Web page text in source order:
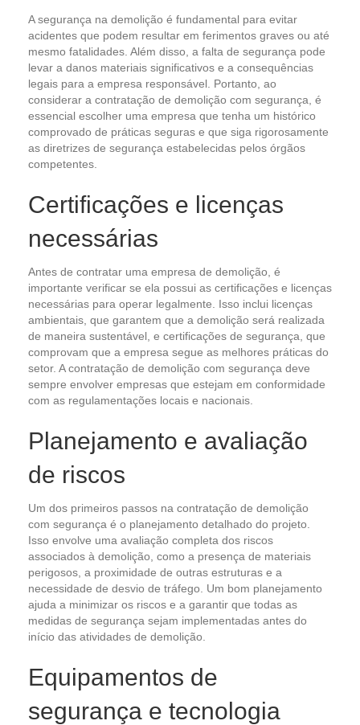
A segurança na demolição é fundamental para evitar
acidentes que podem resultar em ferimentos graves ou até
mesmo fatalidades. Além disso, a falta de segurança pode
levar a danos materiais significativos e a consequências
legais para a empresa responsável. Portanto, ao
considerar a contratação de demolição com segurança, é
essencial escolher uma empresa que tenha um histórico
comprovado de práticas seguras e que siga rigorosamente
as diretrizes de segurança estabelecidas pelos órgãos
competentes.
Certificações e licenças
necessárias
Antes de contratar uma empresa de demolição, é
importante verificar se ela possui as certificações e licenças
necessárias para operar legalmente. Isso inclui licenças
ambientais, que garantem que a demolição será realizada
de maneira sustentável, e certificações de segurança, que
comprovam que a empresa segue as melhores práticas do
setor. A contratação de demolição com segurança deve
sempre envolver empresas que estejam em conformidade
com as regulamentações locais e nacionais.
Planejamento e avaliação
de riscos
Um dos primeiros passos na contratação de demolição
com segurança é o planejamento detalhado do projeto.
Isso envolve uma avaliação completa dos riscos
associados à demolição, como a presença de materiais
perigosos, a proximidade de outras estruturas e a
necessidade de desvio de tráfego. Um bom planejamento
ajuda a minimizar os riscos e a garantir que todas as
medidas de segurança sejam implementadas antes do
início das atividades de demolição.
Equipamentos de
segurança e tecnologia